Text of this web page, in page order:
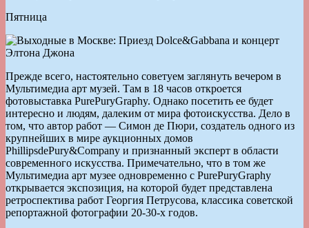
Пятница
Прежде всего, настоятельно советуем заглянуть вечером в
Мультимедиа арт музей. Там в 18 часов откроется
фотовыставка PurePuryGraphy. Однако посетить ее будет
интересно и людям, далеким от мира фотоискусства. Дело в
том, что автор работ — Симон де Пюри, создатель одного из
крупнейших в мире аукционных домов
PhillipsdePury&Company и признанный эксперт в области
современного искусства. Примечательно, что в том же
Мультимедиа арт музее одновременно с PurePuryGraphy
открывается экспозиция, на которой будет представлена
ретроспектива работ Георгия Петрусова, классика советской
репортажной фотографии 20-30-х годов.